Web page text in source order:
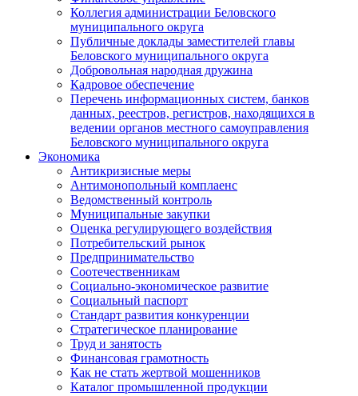
Коллегия администрации Беловского
муниципального округа
Публичные доклады заместителей главы
Беловского муниципального округа
Добровольная народная дружина
Кадровое обеспечение
Перечень информационных систем, банков
данных, реестров, регистров, находящихся в
ведении органов местного самоуправления
Беловского муниципального округа
Экономика
Антикризисные меры
Антимонопольный комплаенс
Ведомственный контроль
Муниципальные закупки
Оценка регулирующего воздействия
Потребительский рынок
Предпринимательство
Соотечественникам
Социально-экономическое развитие
Социальный паспорт
Стандарт развития конкуренции
Стратегическое планирование
Труд и занятость
Финансовая грамотность
Как не стать жертвой мошенников
Каталог промышленной продукции